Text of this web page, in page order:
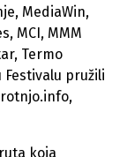
MediaWin,
MCI, MMM
Termo
Festivalu pružili
koja